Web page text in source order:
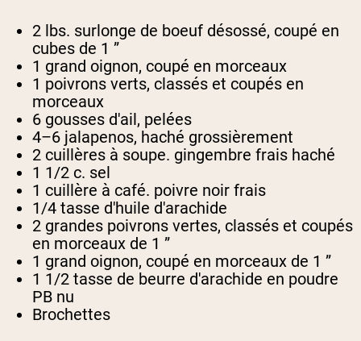
2 lbs. surlonge de boeuf désossé, coupé en
cubes de 1 ”
1 grand oignon, coupé en morceaux
1 poivrons verts, classés et coupés en
morceaux
6 gousses d'ail, pelées
4–6 jalapenos, haché grossièrement
2 cuillères à soupe. gingembre frais haché
1 1/2 c. sel
1 cuillère à café. poivre noir frais
1/4 tasse d'huile d'arachide
2 grandes poivrons vertes, classés et coupés
en morceaux de 1 ”
1 grand oignon, coupé en morceaux de 1 ”
1 1/2 tasse de beurre d'arachide en poudre
PB nu
Brochettes